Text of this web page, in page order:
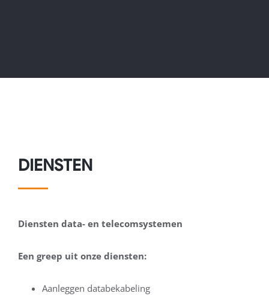
DIENSTEN
Diensten data- en telecomsystemen
Een greep uit onze diensten:
Aanleggen databekabeling